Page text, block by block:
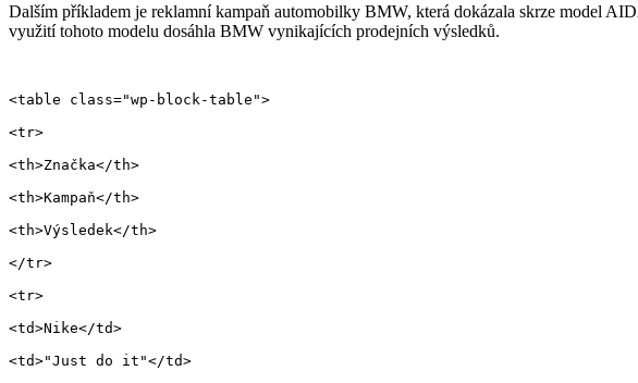
Dalším příkladem je reklamní kampaň automobilky BMW, která dokázala skrze model
využití tohoto modelu dosáhla BMW vynikajících prodejních výsledků.
<table class="wp-block-table">
<tr>
<th>Značka</th>
<th>Kampaň</th>
<th>Výsledek</th>
</tr>
<tr>
<td>Nike</td>
<td>"Just do it"</td>